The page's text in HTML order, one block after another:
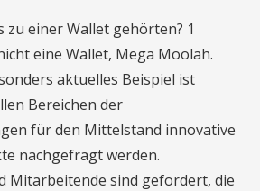
zu einer Wallet gehörten? 1
eine Wallet, Mega Moolah.
aktuelles Beispiel ist
Bereichen der
für den Mittelstand innovative
nachgefragt werden.
Mitarbeitende sind gefordert, die